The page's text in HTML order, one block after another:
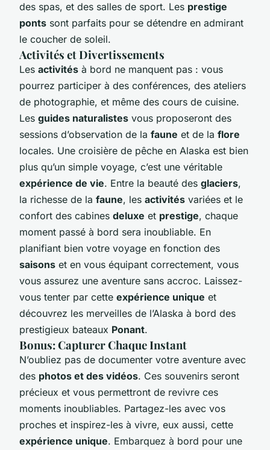
des spas, et des salles de sport. Les prestige
ponts sont parfaits pour se détendre en admirant
le coucher de soleil.
Activités et Divertissements
Les activités à bord ne manquent pas : vous
pourrez participer à des conférences, des ateliers
de photographie, et même des cours de cuisine.
Les guides naturalistes vous proposeront des
sessions d’observation de la faune et de la flore
locales. Une croisière de pêche en Alaska est bien
plus qu’un simple voyage, c’est une véritable
expérience de vie. Entre la beauté des glaciers,
la richesse de la faune, les activités variées et le
confort des cabines deluxe et prestige, chaque
moment passé à bord sera inoubliable. En
planifiant bien votre voyage en fonction des
saisons et en vous équipant correctement, vous
vous assurez une aventure sans accroc. Laissez-
vous tenter par cette expérience unique et
découvrez les merveilles de l’Alaska à bord des
prestigieux bateaux Ponant.
Bonus: Capturer Chaque Instant
N’oubliez pas de documenter votre aventure avec
des photos et des vidéos. Ces souvenirs seront
précieux et vous permettront de revivre ces
moments inoubliables. Partagez-les avec vos
proches et inspirez-les à vivre, eux aussi, cette
expérience unique. Embarquez à bord pour une